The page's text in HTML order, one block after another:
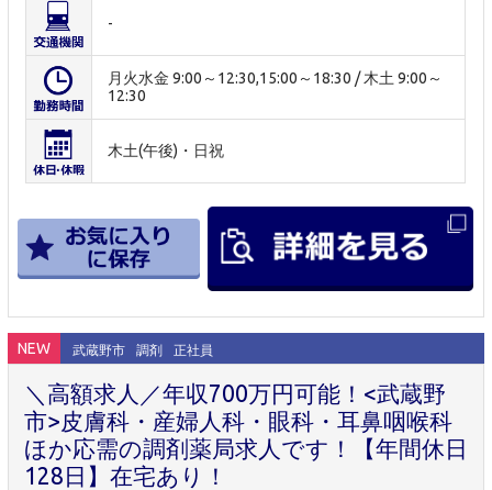
-
月火水金 9:00～12:30,15:00～18:30 / 木土 9:00～
12:30
木土(午後)・日祝
NEW 武蔵野市 調剤 正社員
＼高額求人／年収700万円可能！<武蔵野
市>皮膚科・産婦人科・眼科・耳鼻咽喉科
ほか応需の調剤薬局求人です！【年間休日
128日】在宅あり！